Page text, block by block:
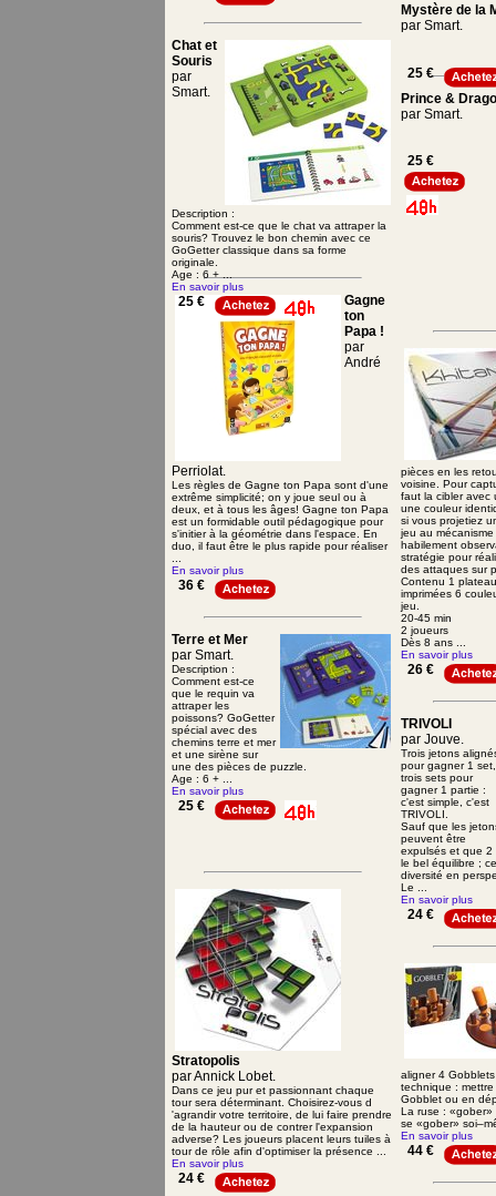
Chat et
Souris
par
Smart.
Description :
Comment est-ce que le chat va attraper la
souris? Trouvez le bon chemin avec ce
GoGetter classique dans sa forme
originale.
Age : 6 + ...
En savoir plus
25 €
Gagne
ton
Papa !
par
André
Perriolat.
Les règles de Gagne ton Papa sont d'une
extrême simplicité; on y joue seul ou à
deux, et à tous les âges! Gagne ton Papa
est un formidable outil pédagogique pour
s'initier à la géométrie dans l'espace. En
duo, il faut être le plus rapide pour réaliser
En savoir plus
36 €
Terre et Mer
par Smart.
Description :
Comment est-ce
que le requin va
attraper les
poissons? GoGetter
spécial avec des
chemins terre et mer
et une sirène sur
une des pièces de puzzle.
Age : 6 + ...
En savoir plus
25 €
Stratopolis
par Annick Lobet.
Dans ce jeu pur et passionnant chaque
tour sera déterminant. Choisirez-vous d
'agrandir votre territoire, de lui faire prendre
de la hauteur ou de contrer l'expansion
adverse? Les joueurs placent leurs tuiles à
tour de rôle afin d'optimiser la présence ...
En savoir plus
24 €
Mystère de la
par Smart.
25 €
Prince &
par Smart.
25 €
pièces en les
voisine. Pour
faut la cibler avec
une couleur
si vous projetiez
jeu au
habilement
stratégie pour
des attaques sur
Contenu 1
imprimées 6
jeu.
20-45 min
2 joueurs
Dès 8 ans ...
En savoir plus
26 €
TRIVOLI
par Jouve.
Trois jetons
pour gagner 1 set,
trois sets pour
gagner 1 partie :
c'est simple, c'est
TRIVOLI.
Sauf que les
peuvent être
expulsés et que 2
le bel équilibre ;
diversité en
Le ...
En savoir plus
24 €
aligner 4
technique :
Gobblet ou en
La ruse : «gober»
se «gober»
En savoir plus
44 €